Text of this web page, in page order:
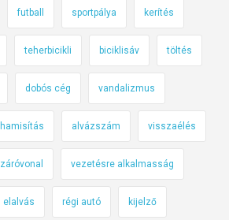
futball sportpálya kerítés
teherbicikli biciklisáv töltés
dobós cég vandalizmus
hamisítás alvázszám visszaélés
záróvonal vezetésre alkalmasság
elalvás régi autó kijelző